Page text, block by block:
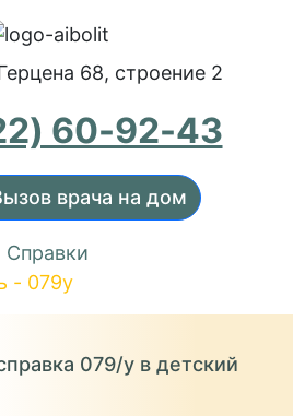
68, строение 2
60-92-43
врача на дом
Справки
- 079у
079/у в детский